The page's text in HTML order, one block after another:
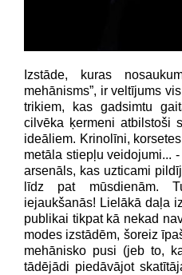
Izstāde, kuras
mehānisms”, ir veltījums
trikiem, kas gadsimtu
cilvēka ķermeni atbilstoši
ideāliem. Krinolīni,
metāla stiepļu veidojumi...
arsenāls, kas uzticami
līdz pat mūsdienām.
iejaukšanās! Lielākā daļa
publikai tikpat kā nekad
modes izstādēm, šoreiz
mehānisko pusi (jeb to,
tādējādi piedāvājot